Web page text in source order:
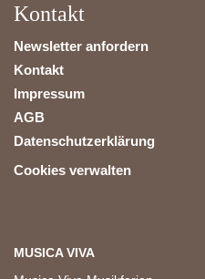
Kontakt
Newsletter anfordern
Kontakt
Impressum
AGB
Datenschutzerklärung
Cookies verwalten
MUSICA VIVA